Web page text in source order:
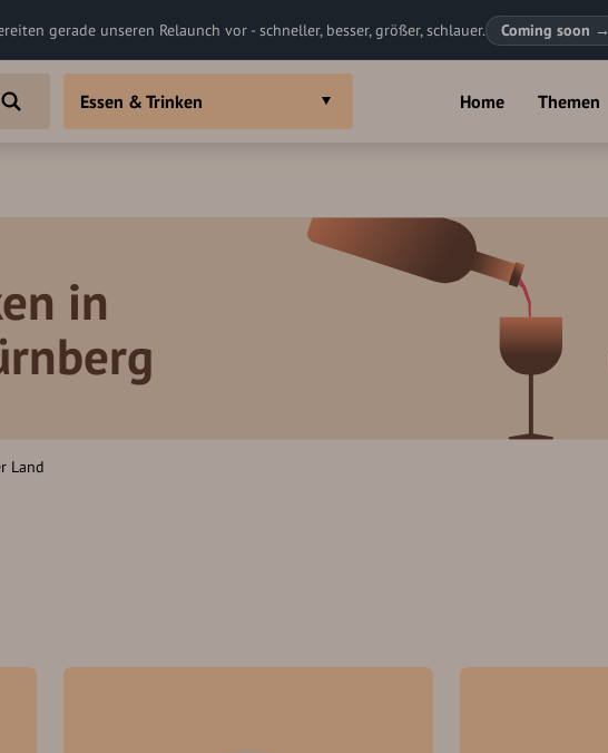
gerade unseren Relaunch vor - schneller, besser, größer, schlauer. Coming soon →
Home Themen
Essen & Trinken
in
Land